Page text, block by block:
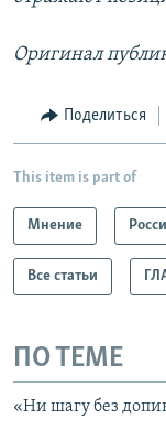
Оригинал
Поделиться
This item is part of
Мнение
Все статьи
ПО ТЕМЕ
«Ни шагу без